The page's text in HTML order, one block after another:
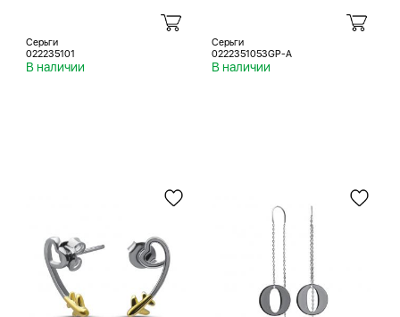
Серьги
022235101
В наличии
Серьги
0222351053GP-A
В наличии